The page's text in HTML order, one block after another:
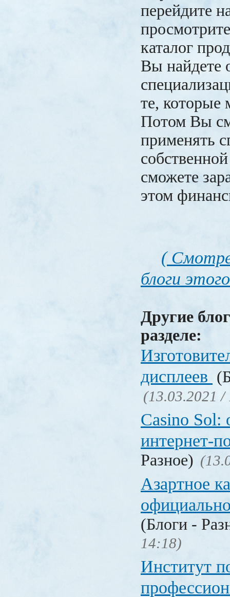
перейдите
каталог
Вы найдете
те, которые
Потом Вы
применять
сможете
этом
(
блоги
Другие
разделе:
дисплеев
(13.03.2021 /
Casino Sol:
интернет-
Разное)
Азартное
(Блоги -
14:18)
Институт